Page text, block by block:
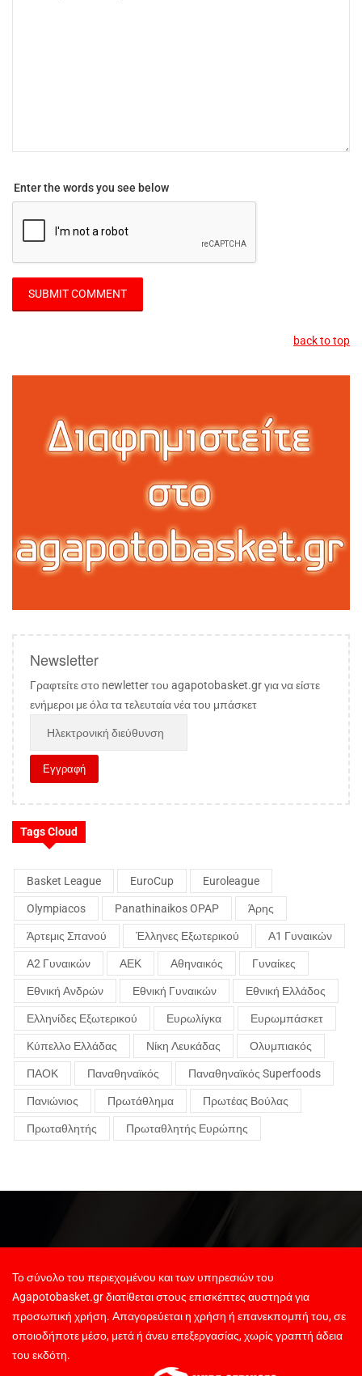
Enter the words you see below
back to top
Newsletter
Γραφτείτε στο newletter του agapotobasket.gr για να είστε
ενήμεροι με όλα τα τελευταία νέα του μπάσκετ
Tags Cloud
Basket League EuroCup Euroleague
Olympiacos Panathinaikos OPAP Άρης
Άρτεμις Σπανού Έλληνες Εξωτερικού Α1 Γυναικών
Α2 Γυναικών ΑΕΚ Αθηναικός Γυναίκες
Εθνική Ανδρών Εθνική Γυναικών Εθνική Ελλάδος
Ελληνίδες Εξωτερικού Ευρωλίγκα Ευρωμπάσκετ
Κύπελλο Ελλάδας Νίκη Λευκάδας Ολυμπιακός
ΠΑΟΚ Παναθηναϊκός Παναθηναϊκός Superfoods
Πανιώνιος Πρωτάθλημα Πρωτέας Βούλας
Πρωταθλητής Πρωταθλητής Ευρώπης
Το σύνολο του περιεχομένου και των υπηρεσιών του
Agapotobasket.gr διατίθεται στους επισκέπτες αυστηρά για
προσωπική χρήση. Απαγορεύεται η χρήση ή επανεκπομπή του, σε
οποιοδήποτε μέσο, μετά ή άνευ επεξεργασίας, χωρίς γραπτή άδεια
του εκδότη.